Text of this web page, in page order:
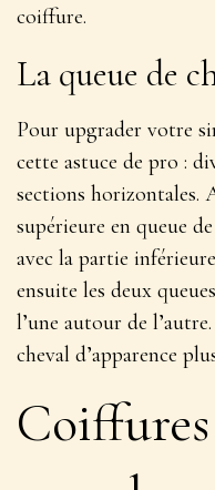
coiffure.
La queue de
Pour upgrader votre
cette astuce de pro :
sections horizontales.
supérieure en queue
avec la partie
ensuite les deux
l’une autour de l’autre
cheval d’apparence